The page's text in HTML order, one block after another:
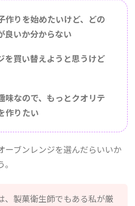
作りを始めたいけど、どの
良いか分からない
を買い替えようと思うけど
味なので、もっとクオリテ
作りたい
ーブンレンジを選んだらいいか
、製菓衛生師でもある私が厳